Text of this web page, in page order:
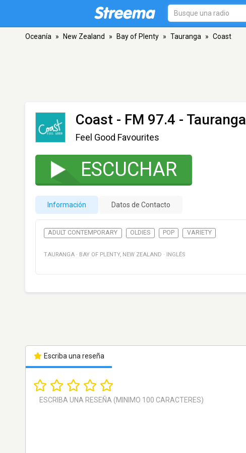
Oceanía » New Zealand » Bay of Plenty » Tauranga » Coast
Coast - FM 97.4 - Tauranga
Feel Good Favourites
ESCUCHAR
Información Datos de Contacto
ADULT CONTEMPORARY OLDIES POP VARIETY
TAURANGA · BAY OF PLENTY, NEW ZEALAND · INGLÉS
Escriba una reseña